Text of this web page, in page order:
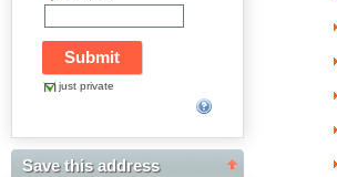
just private
Save this address